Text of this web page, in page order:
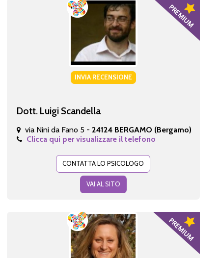
INVIA RECENSIONE
Dott. Luigi Scandella
via Nini da Fano 5 - 24124 BERGAMO (Bergamo)
Clicca qui per visualizzare il telefono
CONTATTA LO PSICOLOGO
VAI AL SITO